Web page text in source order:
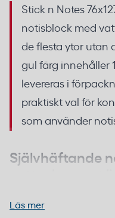
Stick n Notes
notisblock med
de flesta ytor utan
gul färg innehåller
levereras i
praktiskt val för
som använder
Självhäftande
Det vattenbaserade
Läs mer